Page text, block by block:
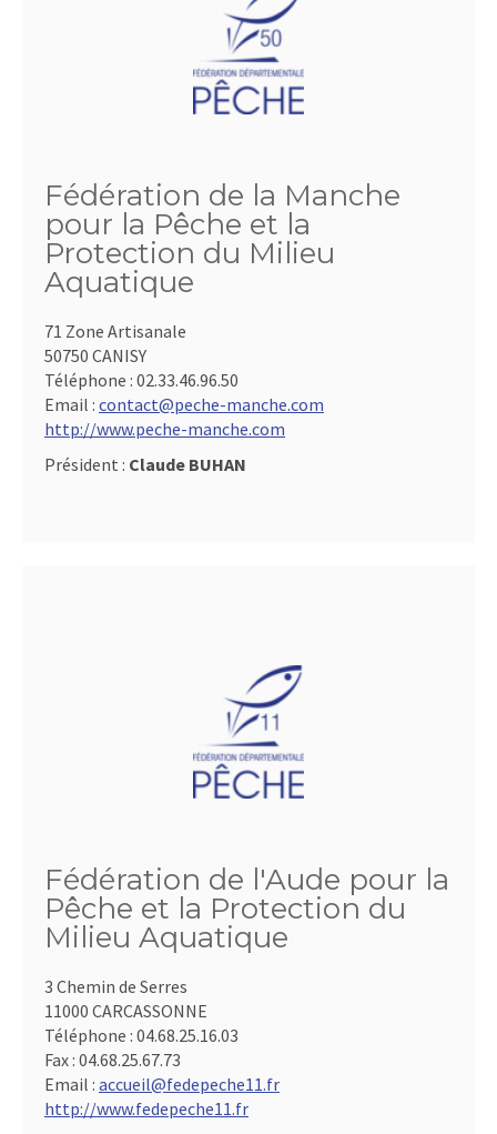
Fédération de la Manche
pour la Pêche et la
Protection du Milieu
Aquatique
71 Zone Artisanale
50750 CANISY
Téléphone : 02.33.46.96.50
Email : contact@peche-manche.com
http://www.peche-manche.com
Président : Claude BUHAN
Fédération de l'Aude pour la
Pêche et la Protection du
Milieu Aquatique
3 Chemin de Serres
11000 CARCASSONNE
Téléphone : 04.68.25.16.03
Fax : 04.68.25.67.73
Email : accueil@fedepeche11.fr
http://www.fedepeche11.fr